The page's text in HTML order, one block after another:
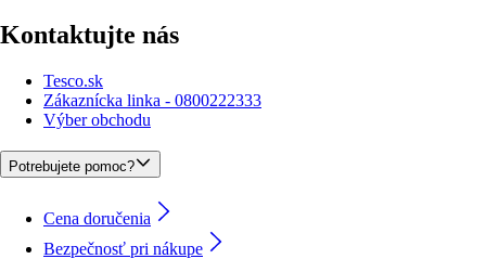
Kontaktujte nás
Tesco.sk
Zákaznícka linka - 0800222333
Výber obchodu
Potrebujete pomoc?
Cena doručenia
Bezpečnosť pri nákupe